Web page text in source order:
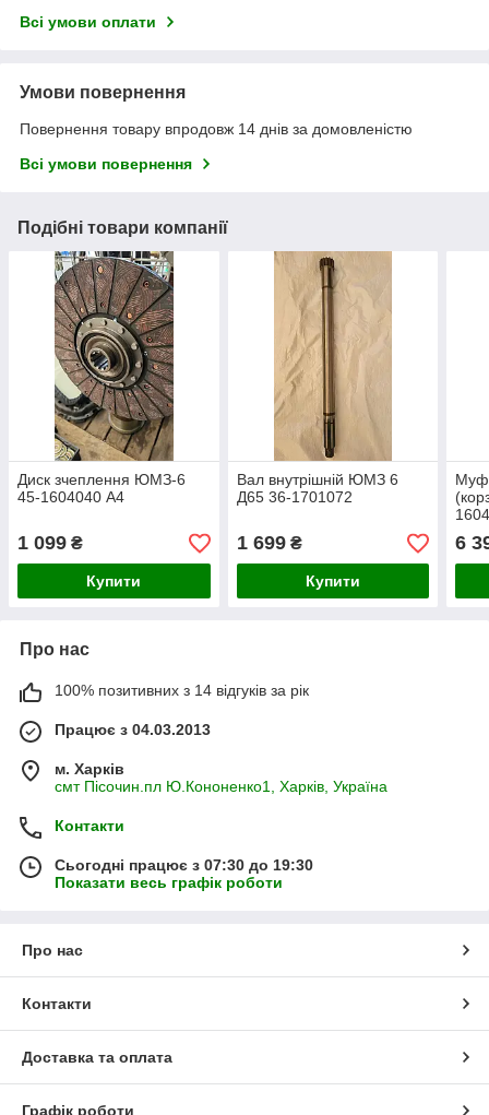
Всі умови оплати
Умови повернення
Повернення товару впродовж 14 днів за домовленістю
Всі умови повернення
Подібні товари компанії
Диск зчеплення ЮМЗ-6
45-1604040 А4
1 099 ₴
Купити
Вал внутрішній ЮМЗ 6
Д65 36-1701072
1 699₴
Купити
6
Про нас
100% позитивних з 14 відгуків за рік
Працює з 04.03.2013
м. Харків
смт Пісочин.пл Ю.Кононенко1, Харків, Україна
Контакти
Сьогодні працює з 07:30 до 19:30
Показати весь графік роботи
Про нас
Контакти
Доставка та оплата
Графік роботи